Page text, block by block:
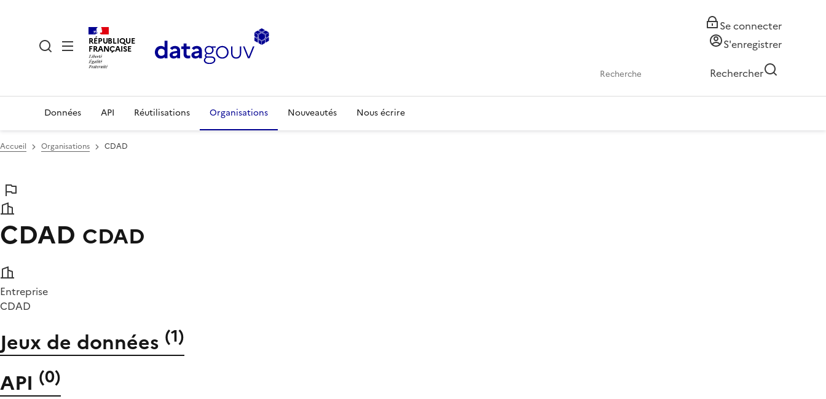
RÉPUBLIQUE
FRANÇAISE
Se connecter
S'enregistrer
Rechercher
Données API Réutilisations Organisations Nouveautés Nous écrire
Accueil Organisations CDAD
CDAD CDAD
Entreprise
CDAD
Jeux de données (1)
API (0)